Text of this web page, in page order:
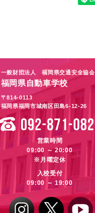
一般財団法人 福岡県交通安全協会
福岡県自動車学校
〒814-0113
福岡県福岡市城南区田島6-12-26
営業時間
09:00 ～ 20:00
※月曜定休
入校受付
09:00 ～ 19:00